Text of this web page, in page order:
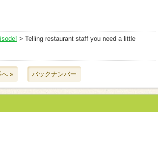
> Telling restaurant staff you need a little
へ » バックナンバー